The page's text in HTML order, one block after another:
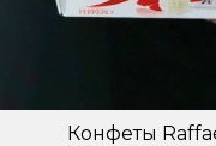
Конфеты